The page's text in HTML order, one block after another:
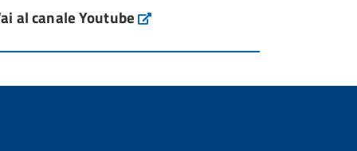
al canale Youtube